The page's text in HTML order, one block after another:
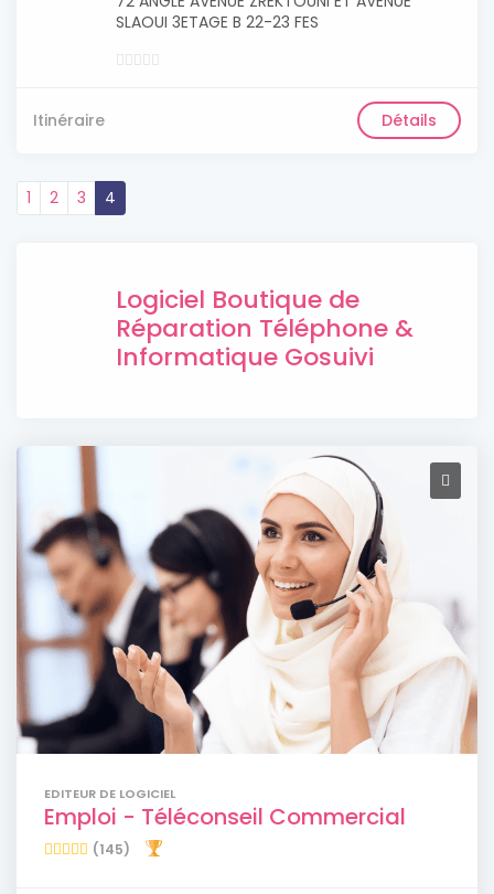
SLAOUI 3ETAGE B 22-23 FES
Itinéraire Détails
1 2 3 4
Logiciel Boutique de
Réparation Téléphone &
Informatique Gosuivi
EDITEUR DE LOGICIEL
Emploi - Téléconseil Commercial
(145)